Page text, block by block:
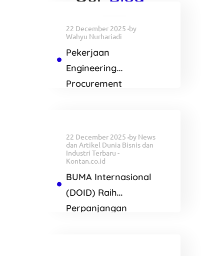
22 December 2025 by
Wahyu Nurhariadi
Pekerjaan
Engineering
Procurement
22 December 2025 by News
dan Artikel Dunia Bisnis dan
Industri Terbaru -
Kontan.co.id
BUMA Internasional
(DOID) Raih
Perpanjangan